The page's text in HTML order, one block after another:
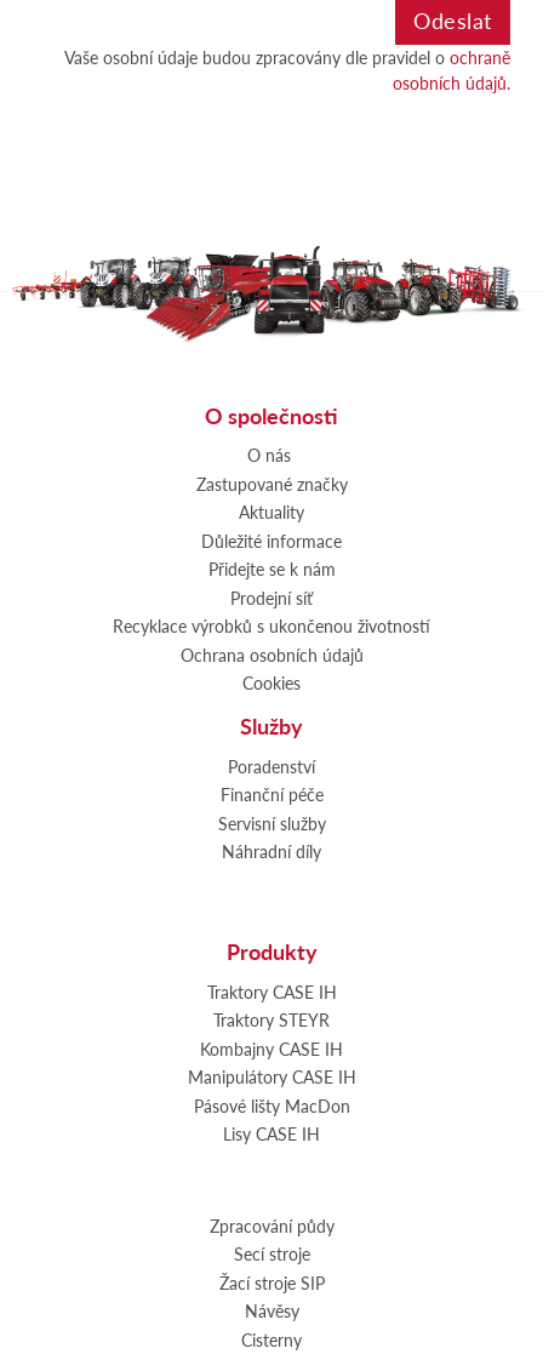
Vaše osobní údaje budou zpracovány dle pravidel o ochraně
osobních údajů.
O společnosti
O nás
Zastupované značky
Aktuality
Důležité informace
Přidejte se k nám
Prodejní síť
Recyklace výrobků s ukončenou životností
Ochrana osobních údajů
Cookies
Služby
Poradenství
Finanční péče
Servisní služby
Náhradní díly
Produkty
Traktory CASE IH
Traktory STEYR
Kombajny CASE IH
Manipulátory CASE IH
Pásové lišty MacDon
Lisy CASE IH
Zpracování půdy
Secí stroje
Žací stroje SIP
Návěsy
Cisterny